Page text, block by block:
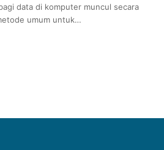
data di komputer muncul secara
umum untuk…